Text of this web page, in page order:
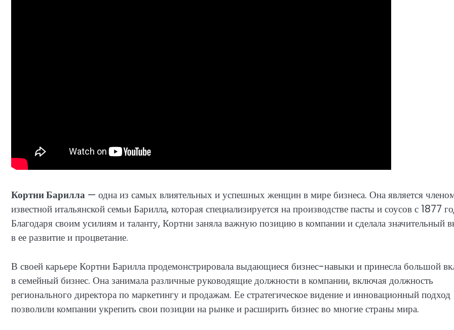
Кортни Барилла — одна из самых влиятельных и успешных женщин в мире бизнеса. Она является
известной итальянской семьи Барилла, которая специализируется на производстве пасты и соусов с 1877
Благодаря своим усилиям и таланту, Кортни заняла важную позицию в компании и сделала значительный
в ее развитие и процветание.
В своей карьере Кортни Барилла продемонстрировала выдающиеся бизнес-навыки и принесла большой
в семейный бизнес. Она занимала различные руководящие должности в компании, включая должность
регионального директора по маркетингу и продажам. Ее стратегическое видение и инновационный подход
позволили компании укрепить свои позиции на рынке и расширить бизнес во многие страны мира.